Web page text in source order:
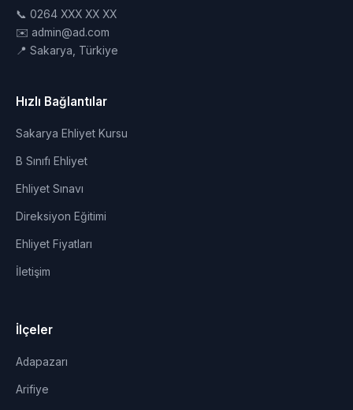
📞 0264 XXX XX XX
✉️ admin@ad.com
📍 Sakarya, Türkiye
Hızlı Bağlantılar
Sakarya Ehliyet Kursu
B Sınıfı Ehliyet
Ehliyet Sınavı
Direksiyon Eğitimi
Ehliyet Fiyatları
İletişim
İlçeler
Adapazarı
Arifiye